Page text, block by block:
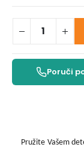
Poruči
Pružite Vašem